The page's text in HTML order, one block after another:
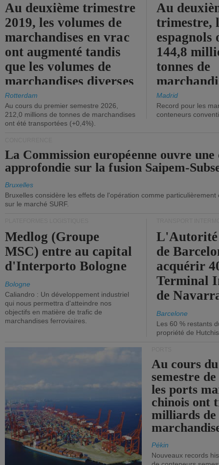
Au deuxième trimestre
2019, les volumes de
marchandises en vrac
ont augmenté tandis
que les volumes de
marchandises diverses
ont diminué.
Rotterdam
Au cours du premier semestre 2026,
212,0 millions de tonnes de marchandises
ont été transportées (+0,4%).
Au
trimestre,
144,8
tonnes de
(+2,9%).
Madrid
Record pour les
conteneurs
La Commission européenne ouvre une
approfondie sur la fusion Saipem-
Bruxelles
Bruxelles considère les effets de l'opération comme
sur le marché SURF.
Medlog (Groupe
MSC) entre au capital
d'Interporto Bologne
Bologne
Caliandro : Un développement industriel
qui nous permettra d'atteindre nos
objectifs en matière de trafic de
marchandises ferroviaires.
de
acquérir
Terminal
de
Barcelone
Les 60 % restants
propriété de
Au cours
semestre
les ports
chinois ont
milliards de
Pékin
Nouveaux records